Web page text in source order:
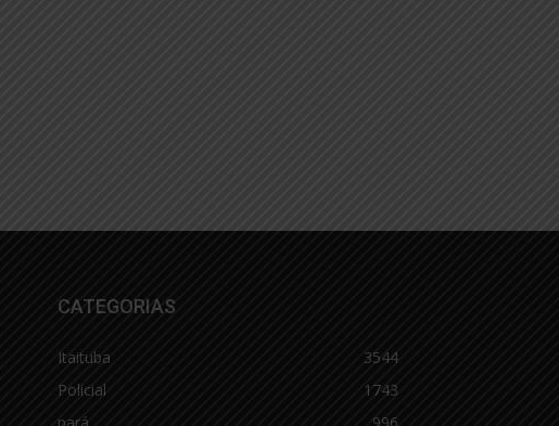
CATEGORIAS
Itaituba
3544
Policial
1743
pará
996